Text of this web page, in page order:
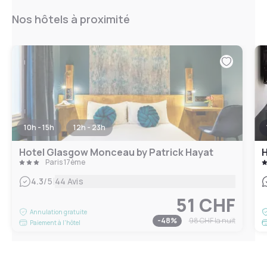
Nos hôtels à proximité
10h - 15h 12h - 23h
Hotel Glasgow Monceau by Patrick Hayat
Paris 17ème
4.3/5 44 Avis
Annulation gratuite
Paiement à l'hôtel
51 CHF
-48% 98 CHFla nuit